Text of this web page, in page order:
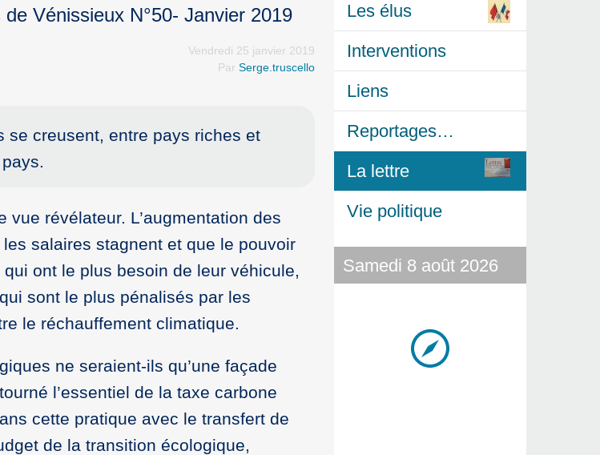
Vénissieux N°50- Janvier 2019
Vendredi 25 janvier 2019
Par Serge.truscello
se creusent, entre pays riches et
révélateur. L’augmentation des
salaires stagnent et que le pouvoir
ont le plus besoin de leur véhicule,
sont le plus pénalisés par les
le réchauffement climatique.
ne seraient-ils qu’une façade
l’essentiel de la taxe carbone
cette pratique avec le transfert de
de la transition écologique,
Les élus
Interventions
Liens
Reportages…
La lettre
Vie politique
Samedi 8 août 2026